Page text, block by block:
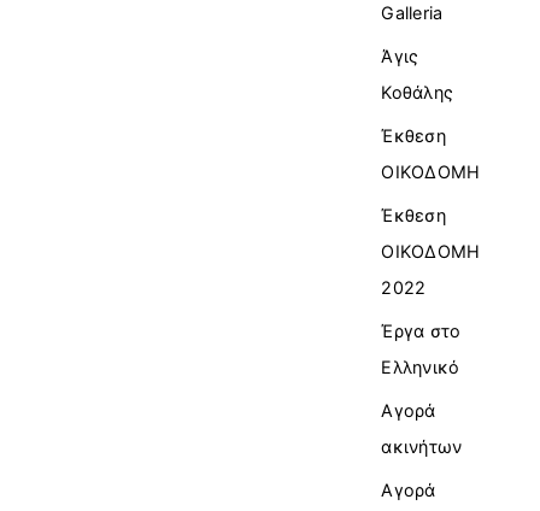
Galleria
Άγις
Κοθάλης
Έκθεση
ΟΙΚΟΔΟΜΗ
Έκθεση
ΟΙΚΟΔΟΜΗ
2022
Έργα στο
Ελληνικό
Αγορά
ακινήτων
Αγορά